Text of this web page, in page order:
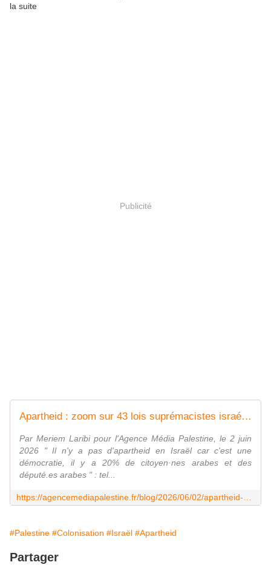
la suite
Publicité
Apartheid : zoom sur 43 lois suprémacistes israéliennes - Agence Media Palestine
Par Meriem Laribi pour l'Agence Média Palestine, le 2 juin
2026 " Il n'y a pas d'apartheid en Israël car c'est une
démocratie, il y a 20% de citoyen·nes arabes et des
député.es arabes " : tel...
#Palestine #Colonisation #Israël #Apartheid
Partager